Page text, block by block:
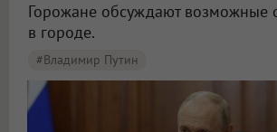
Горожане обсуждают возможные
в городе.
#Владимир Путин